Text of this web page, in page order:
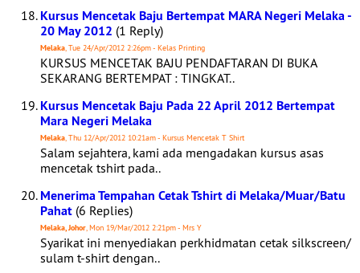
Kursus Mencetak Baju Bertempat MARA Negeri Melaka -
20 May 2012 (1 Reply)
Melaka, Tue 24/Apr/2012 2:26pm - Kelas Printing
KURSUS MENCETAK BAJU PENDAFTARAN DI BUKA
SEKARANG BERTEMPAT : TINGKAT..
Kursus Mencetak Baju Pada 22 April 2012 Bertempat
Mara Negeri Melaka
Melaka, Thu 12/Apr/2012 10:21am - Kursus Mencetak T Shirt
Salam sejahtera, kami ada mengadakan kursus asas
mencetak tshirt pada..
Menerima Tempahan Cetak Tshirt di Melaka/Muar/Batu
Pahat (6 Replies)
Melaka, Johor, Mon 19/Mar/2012 2:21pm - Mrs Y
Syarikat ini menyediakan perkhidmatan cetak silkscreen/
sulam t-shirt dengan..